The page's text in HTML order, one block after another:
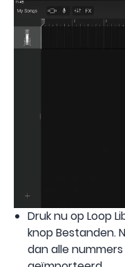
Druk nu op Loop
knop Bestanden.
dan alle